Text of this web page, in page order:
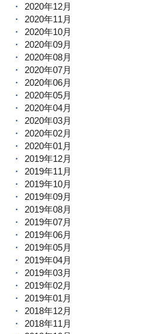
2020年12月
2020年11月
2020年10月
2020年09月
2020年08月
2020年07月
2020年06月
2020年05月
2020年04月
2020年03月
2020年02月
2020年01月
2019年12月
2019年11月
2019年10月
2019年09月
2019年08月
2019年07月
2019年06月
2019年05月
2019年04月
2019年03月
2019年02月
2019年01月
2018年12月
2018年11月